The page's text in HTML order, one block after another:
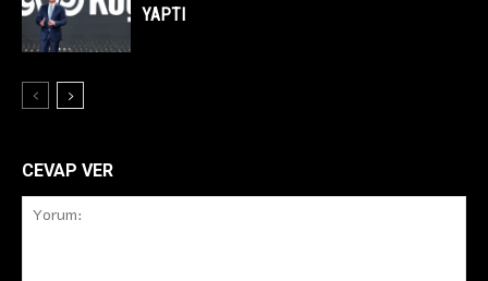
YAPTI
CEVAP VER